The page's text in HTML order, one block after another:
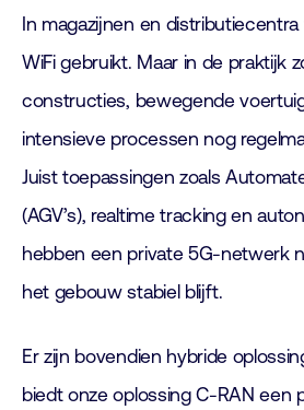
In magazijnen en
WiFi gebruikt. Maar in de praktijk
constructies, bewegende
intensieve processen nog
Juist toepassingen zoals
(AGV’s), realtime tracking en
hebben een private 5G-netwerk
het gebouw stabiel blijft.
Er zijn bovendien hybride
biedt onze oplossing C-RAN een